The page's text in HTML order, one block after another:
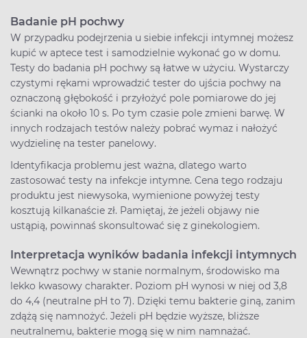
Badanie pH pochwy
W przypadku podejrzenia u siebie infekcji intymnej możesz
kupić w aptece test i samodzielnie wykonać go w domu.
Testy do badania pH pochwy są łatwe w użyciu. Wystarczy
czystymi rękami wprowadzić tester do ujścia pochwy na
oznaczoną głębokość i przyłożyć pole pomiarowe do jej
ścianki na około 10 s. Po tym czasie pole zmieni barwę. W
innych rodzajach testów należy pobrać wymaz i nałożyć
wydzielinę na tester panelowy.
Identyfikacja problemu jest ważna, dlatego warto
zastosować testy na infekcje intymne. Cena tego rodzaju
produktu jest niewysoka, wymienione powyżej testy
kosztują kilkanaście zł. Pamiętaj, że jeżeli objawy nie
ustąpią, powinnaś skonsultować się z ginekologiem.
Interpretacja wyników badania infekcji intymnych
Wewnątrz pochwy w stanie normalnym, środowisko ma
lekko kwasowy charakter. Poziom pH wynosi w niej od 3,8
do 4,4 (neutralne pH to 7). Dzięki temu bakterie giną, zanim
zdążą się namnożyć. Jeżeli pH będzie wyższe, bliższe
neutralnemu, bakterie mogą się w nim namnażać.